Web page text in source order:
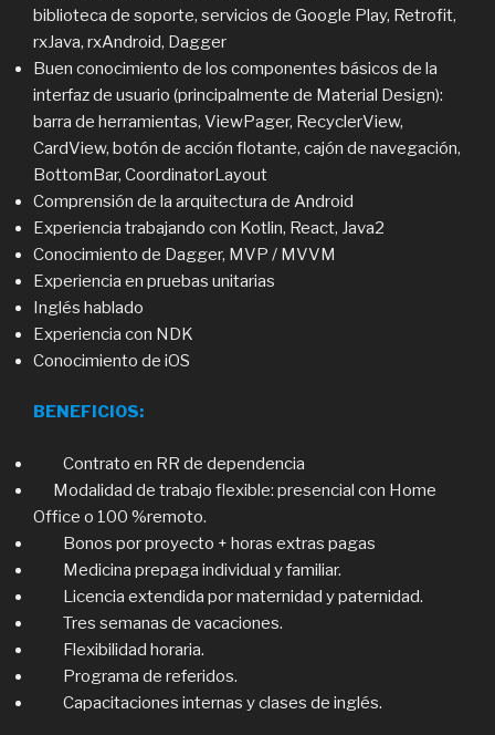
biblioteca de soporte, servicios de Google Play, Retrofit,
rxJava, rxAndroid, Dagger
Buen conocimiento de los componentes básicos de la
interfaz de usuario (principalmente de Material Design):
barra de herramientas, ViewPager, RecyclerView,
CardView, botón de acción flotante, cajón de navegación,
BottomBar, CoordinatorLayout
Comprensión de la arquitectura de Android
Experiencia trabajando con Kotlin, React, Java2
Conocimiento de Dagger, MVP / MVVM
Experiencia en pruebas unitarias
Inglés hablado
Experiencia con NDK
Conocimiento de iOS
BENEFICIOS:
Contrato en RR de dependencia
Modalidad de trabajo flexible: presencial con Home
Office o 100 %remoto.
Bonos por proyecto + horas extras pagas
Medicina prepaga individual y familiar.
Licencia extendida por maternidad y paternidad.
Tres semanas de vacaciones.
Flexibilidad horaria.
Programa de referidos.
Capacitaciones internas y clases de inglés.